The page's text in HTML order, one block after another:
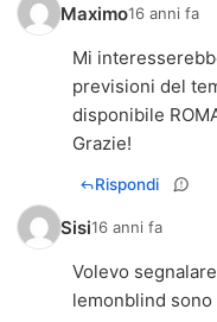
Maximo16 anni fa
Mi
previsioni del
disponibile
Grazie!
Rispondi
Sisi16 anni fa
Volevo
lemonblind sono